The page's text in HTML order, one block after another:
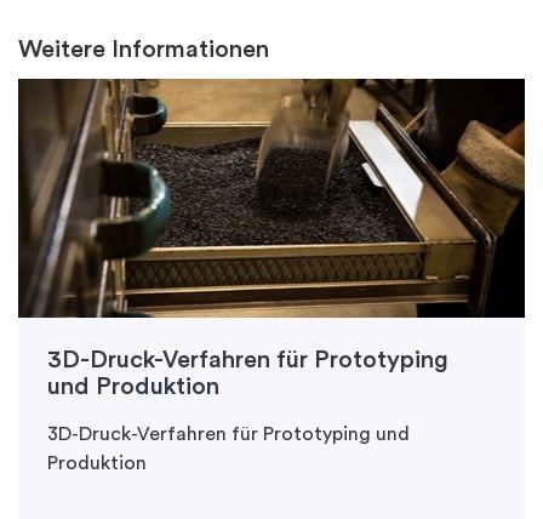
Weitere Informationen
3D-Druck-Verfahren für Prototyping
und Produktion
3D-Druck-Verfahren für Prototyping und
Produktion